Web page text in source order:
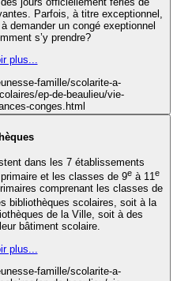
Parfois, à titre exceptionnel,
demander un congé exeptionnel
s’y prendre?
plus...
famille/scolarite-a-
ep-de-beaulieu/vie-
conges.html
dans les 7 établissements
et les classes de 9eà 11e
comprenant les classes de
bibliothèques scolaires, soit à la
de la Ville, soit à des
bâtiment scolaire.
plus...
famille/scolarite-a-